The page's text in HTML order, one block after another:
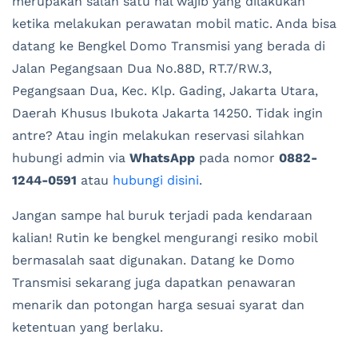
ketika melakukan perawatan mobil matic. Anda bisa
datang ke Bengkel Domo Transmisi yang berada di
Jalan Pegangsaan Dua No.88D, RT.7/RW.3,
Pegangsaan Dua, Kec. Klp. Gading, Jakarta Utara,
Daerah Khusus Ibukota Jakarta 14250. Tidak ingin
antre? Atau ingin melakukan reservasi silahkan
hubungi admin via WhatsApp pada nomor 0882-
1244-0591 atau hubungi disini.
Jangan sampe hal buruk terjadi pada kendaraan
kalian! Rutin ke bengkel mengurangi resiko mobil
bermasalah saat digunakan. Datang ke Domo
Transmisi sekarang juga dapatkan penawaran
menarik dan potongan harga sesuai syarat dan
ketentuan yang berlaku.